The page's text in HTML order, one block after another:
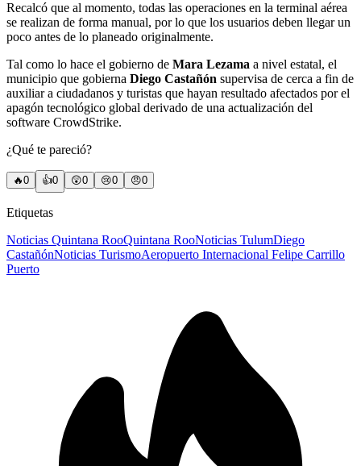
Recalcó que al momento, todas las operaciones en la terminal aérea
se realizan de forma manual, por lo que los usuarios deben llegar un
poco antes de lo planeado originalmente.
Tal como lo hace el gobierno de Mara Lezama a nivel estatal, el
municipio que gobierna Diego Castañón supervisa de cerca a fin de
auxiliar a ciudadanos y turistas que hayan resultado afectados por el
apagón tecnológico global derivado de una actualización del
software CrowdStrike.
¿Qué te pareció?
🔥0 👍0 😲0 😢0 😠0
Etiquetas
Noticias Quintana RooQuintana RooNoticias TulumDiego
CastañónNoticias TurismoAeropuerto Internacional Felipe Carrillo
Puerto